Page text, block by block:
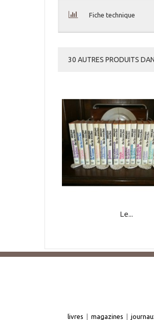
Fiche technique
30 AUTRES PRODUITS
Le...
livres | magazines |